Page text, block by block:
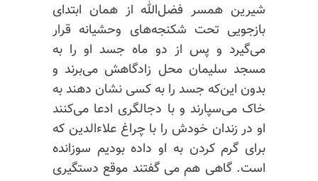
شیرین همسر فضل‌الله از همان ابتدای
بازجویی تحت شکنجه‌های وحشیانه قرار
می‌گیرد و پس از دو ماه جسد او را به
مسجد سلیمان محل زادگاهش می‌برند و
بدون این‌که جسد را به کسی نشان دهند به
خاک می‌سپارند و با دجالگری ادعا می‌کنند
او در زندان خودش را با چراغ علاءالدین که
برای گرم کردن به او داده بودیم سوزانده
است. گاهی هم می گفتند موقع دستگیری